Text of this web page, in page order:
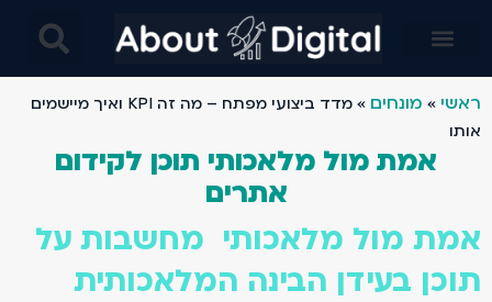
ראשי » מונחים »
מדד ביצועי מפתח – מה זה KPI ואיך מיישמים
אותו
אמת מול מלאכותי תוכן לקידום
אתרים
אמת מול מלאכותי מחשבות על
תוכן בעידן הבינה המלאכותית